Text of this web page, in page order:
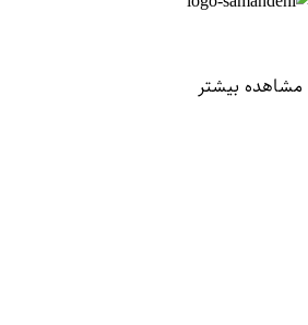
مشاهده بیشتر